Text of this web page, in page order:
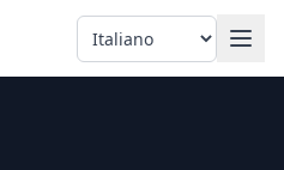
Language